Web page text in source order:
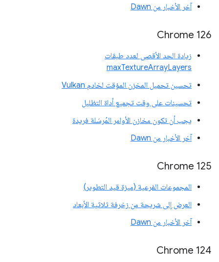
آخر الأخبار من Dawn
Chrome 126
زيادة الحد الأقصى لعدد طبقات
maxTextureArrayLayers
تحسين تحميل المخزن المؤقت لخادم Vulkan
تحسينات على وقت تجميع أداة التظليل
يجب أن تكون مخازن الأوامر المُرسَلة فريدة
آخر الأخبار من Dawn
‫Chrome 125
المجموعات الفرعية (ميزة قيد التطوير)
العرض إلى شريحة من زخرفة ثلاثية الأبعاد
آخر الأخبار من Dawn
Chrome 124